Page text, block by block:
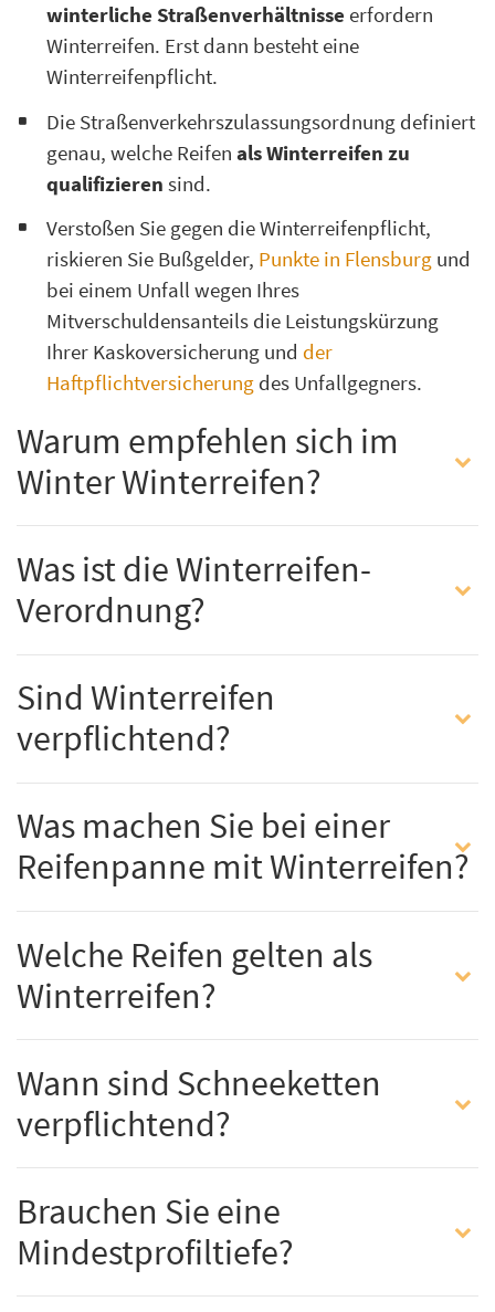
winterliche Straßenverhältnisse erfordern
Winterreifen. Erst dann besteht eine
Winterreifenpflicht.
Die Straßenverkehrszulassungsordnung definiert
genau, welche Reifenals Winterreifen zu
qualifizieren sind.
Verstoßen Sie gegen die Winterreifenpflicht,
riskieren Sie Bußgelder, Punkte in Flensburg und
bei einem Unfall wegen Ihres
Mitverschuldensanteils die Leistungskürzung
Ihrer Kaskoversicherung und der
Haftpflichtversicherung des Unfallgegners.
Warum empfehlen sich im
Winter Winterreifen?
Was ist die Winterreifen-
Verordnung?
Sind Winterreifen
verpflichtend?
Was machen Sie bei einer
Reifenpanne mit Winterreifen?
Welche Reifen gelten als
Winterreifen?
Wann sind Schneeketten
verpflichtend?
Brauchen Sie eine
Mindestprofiltiefe?